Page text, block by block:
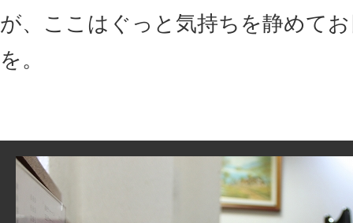
が、ここはぐっと気持ちを静めて
を。